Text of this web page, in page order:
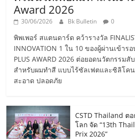
Award 2026
30/06/2026 Bk Bulletin 0
พิพเพอร์ สแตนดาร์ด คว้ารางวัล
INNOVATION 1 ใน 10 ของผู้ผ่านเข้าร
PLUS AWARD 2026 ต่อยอดนวัตกรรม
สำหรับผมทำสี แบบไร้ซัลเฟตและซิลิโค
สะอาด ปลอดภัย
CSTD Thailand ต
โลก จัด “13th
Prix 2026”